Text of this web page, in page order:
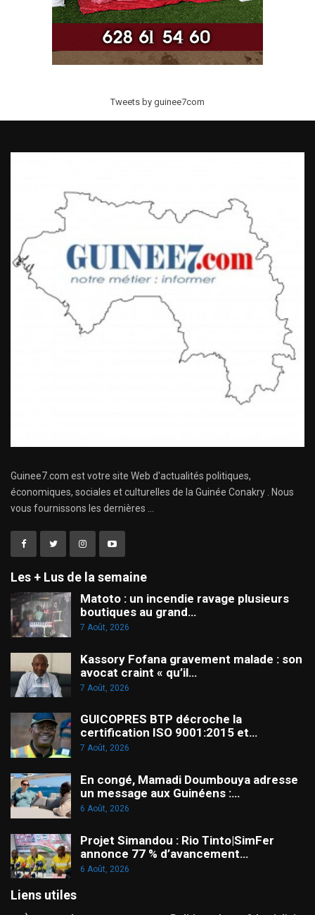
Tweets by guinee7com
Guinee7.com est votre site Web d'actualités politiques,
économiques, sociales et culturelles de la Guinée Conakry . Nous
vous fournissons les dernières ...
Les + Lus de la semaine
Matoto : un incendie ravage plusieurs
boutiques au grand…
7 Août, 2026
Kassory Fofana gravement malade : son
avocat craint « qu’il…
7 Août, 2026
GUICOPRES BTP décroche la
certification ISO 9001:2015 et…
7 Août, 2026
En congé, Mamadi Doumbouya adresse
un message aux Guinéens :…
6 Août, 2026
Projet Simandou : Rio Tinto|SimFer
annonce 77 % d’avancement…
6 Août, 2026
Liens utiles